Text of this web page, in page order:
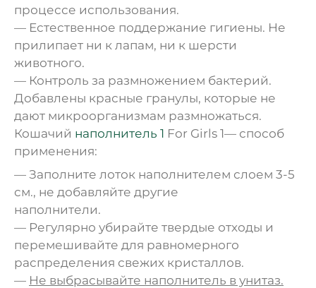
процессе использования.
— Естественное поддержание гигиены. Не
прилипает ни к лапам, ни к шерсти
животного.
— Контроль за размножением бактерий.
Добавлены красные гранулы, которые не
дают микроорганизмам размножаться.
Кошачий наполнитель 1 For Girls 1— способ
применения:
— Заполните лоток наполнителем слоем 3-5
см., не добавляйте другие
наполнители.
— Регулярно убирайте твердые отходы и
перемешивайте для равномерного
распределения свежих кристаллов.
— Не выбрасывайте наполнитель в унитаз.